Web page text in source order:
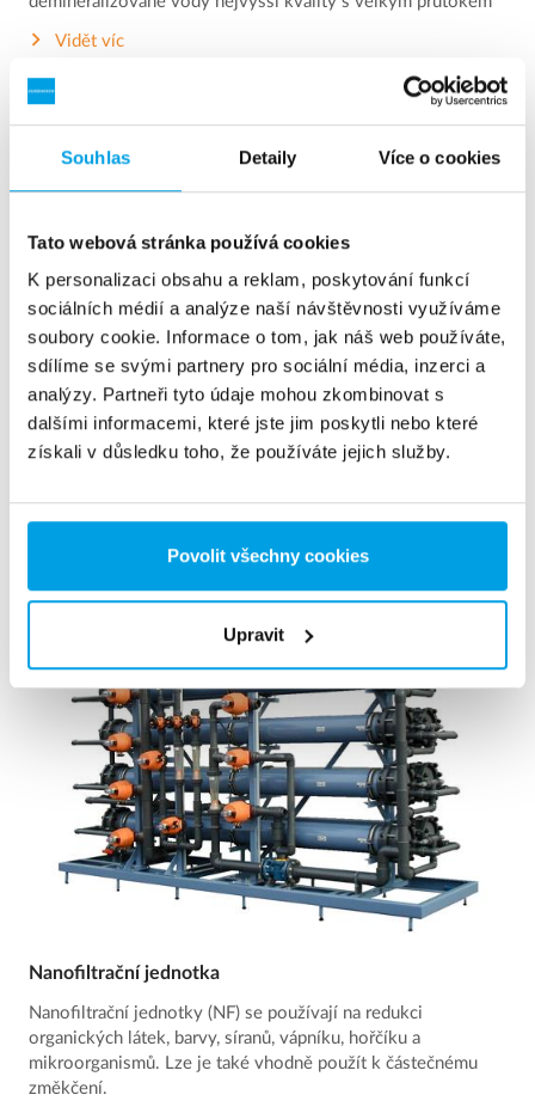
Souhlas Detaily Více o cookies
Tato webová stránka používá cookies
K personalizaci obsahu a reklam, poskytování funkcí
sociálních médií a analýze naší návštěvnosti využíváme
soubory cookie. Informace o tom, jak náš web používáte,
sdílíme se svými partnery pro sociální média, inzerci a
analýzy. Partneři tyto údaje mohou zkombinovat s
dalšími informacemi, které jste jim poskytli nebo které
získali v důsledku toho, že používáte jejich služby.
Povolit všechny cookies
Upravit
Vidět víc
Mixed-bed s regenerací na místě
vody s velmi nízkým obsahem soli.
Nanofiltrační jednotka
Nanofiltrační jednotky (NF) se používají na redukci
organických látek, barvy, síranů, vápníku, hořčíku a
mikroorganismů. Lze je také vhodně použít k částečnému
změkčení.